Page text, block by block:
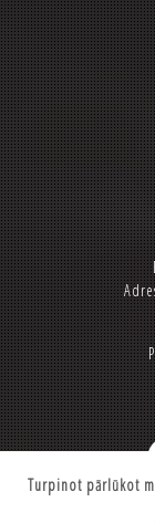
Turpinot pārlūkot